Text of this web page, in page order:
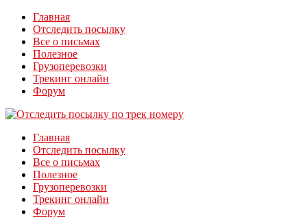
Главная
Отследить посылку
Все о письмах
Полезное
Грузоперевозки
Трекинг онлайн
Форум
Главная
Отследить посылку
Все о письмах
Полезное
Грузоперевозки
Трекинг онлайн
Форум